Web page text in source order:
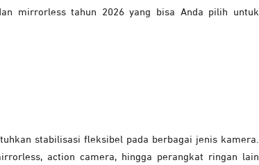
mirrorless tahun 2026 yang bisa Anda pilih untuk
stabilisasi fleksibel pada berbagai jenis kamera.
action camera, hingga perangkat ringan lain